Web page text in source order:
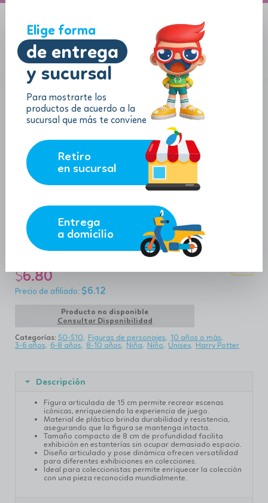
Elige forma
de entrega
y sucursal
Para mostrarte los
productos de acuerdo a la
sucursal que más te conviene
Retiro
en sucursal
Entrega
a domicilio
Ron - Figura 6"
$6.80
$6.12
Producto no disponible
Consultar Disponibilidad
Categorías: $0-$10 Figuras de personajes
10 años o más
3-6 años
6-8 años 8-10 años Niña Niño Unisex Harry Potter
Descripción
Figura articulada de 15 cm permite recrear escenas
icónicas, enriqueciendo la experiencia de juego.
Material de plástico brinda durabilidad y resistencia,
asegurando que la figura se mantenga intacta.
Tamaño compacto de 8 cm de profundidad facilita
exhibición en estanterías sin ocupar demasiado espacio.
Diseño articulado y pose dinámica ofrecen versatilidad
para diferentes exhibiciones en colecciones.
Ideal para coleccionistas permite enriquecer la colección
con una pieza reconocida mundialmente.